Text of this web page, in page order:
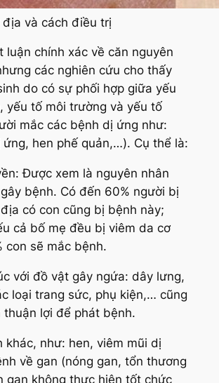
và cách điều trị
luận chính xác về căn nguyên
các nghiên cứu cho thấy
do có sự phối hợp giữa yếu
yếu tố môi trường và yếu tố
mắc các bệnh dị ứng như:
hen phế quản,…). Cụ thể là:
Được xem là nguyên nhân
bệnh. Có đến 60% người bị
có con cũng bị bệnh này;
cả bố mẹ đều bị viêm da cơ
con sẽ mắc bệnh.
với đồ vật gây ngứa: dây lưng,
loại trang sức, phụ kiện,… cũng
thuận lợi để phát bệnh.
khác, như: hen, viêm mũi dị
về gan (nóng gan, tổn thương
gan không thực hiện tốt chức